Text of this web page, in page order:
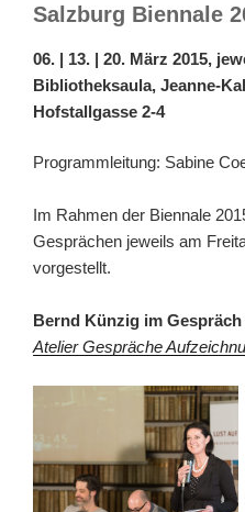
Salzburg Biennale
06. | 13. | 20. März 2015,
Bibliotheksaula, Jeanne-
Hofstallgasse 2-4
Programmleitung: Sabine
Im Rahmen der Biennale
Gesprächen jeweils am
vorgestellt.
Bernd Künzig im
Atelier Gespräche